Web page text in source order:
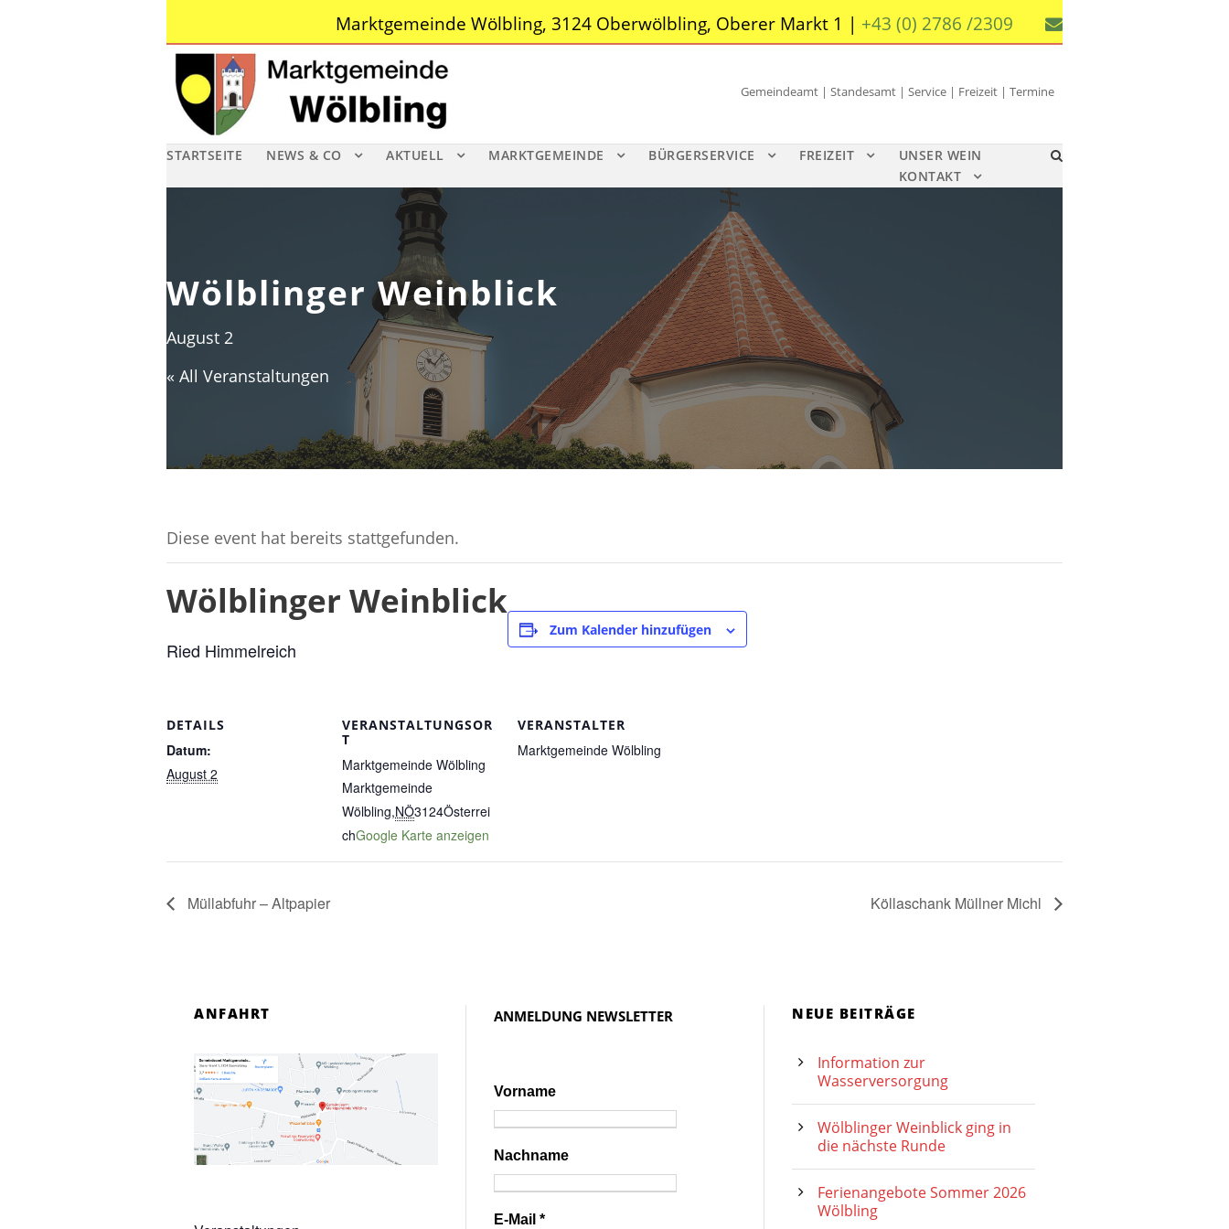
Marktgemeinde Wölbling, 3124 Oberwölbling, Oberer Markt 1 | +43 (0) 2786 /2309
Gemeindeamt | Standesamt | Service | Freizeit | Termine
STARTSEITE NEWS & CO AKTUELL MARKTGEMEINDE BÜRGERSERVICE FREIZEIT
UNSER WEIN
KONTAKT
Wölblinger Weinblick
August 2
« All Veranstaltungen
Diese event hat bereits stattgefunden.
Wölblinger Weinblick
Ried Himmelreich
Zum Kalender hinzufügen
DETAILS
Datum:
August 2
VERANSTALTUNGSOR
T
Marktgemeinde Wölbling
Marktgemeinde
Wölbling,NÖ3124Österrei
chGoogle Karte anzeigen
VERANSTALTER
Marktgemeinde Wölbling
Müllabfuhr – Altpapier Köllaschank Müllner Michl
ANFAHRT ANMELDUNG NEWSLETTER
Vorname
Nachname
E-Mail *
NEUE BEITRÄGE
Information zur
Wasserversorgung
Wölblinger Weinblick ging in
die nächste Runde
Ferienangebote Sommer 2026
Wölbling